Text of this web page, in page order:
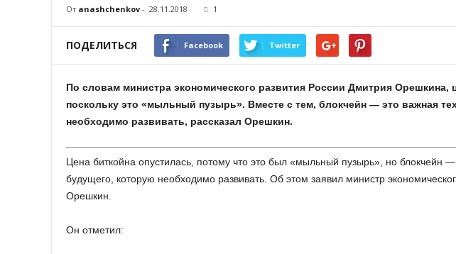
От anashchenkov - 28.11.2018 1
ПОДЕЛИТЬСЯ Facebook Twitter
По словам министра экономического развития России Дмитрия Орешкина,
поскольку это «мыльный пузырь». Вместе с тем, блокчейн — это важная
необходимо развивать, рассказал Орешкин.
Цена биткойна опустилась, потому что это был «мыльный пузырь», но блокчейн
будущего, которую необходимо развивать. Об этом заявил министр
Орешкин.
Он отметил: